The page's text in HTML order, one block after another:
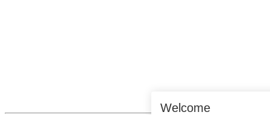
Welcome